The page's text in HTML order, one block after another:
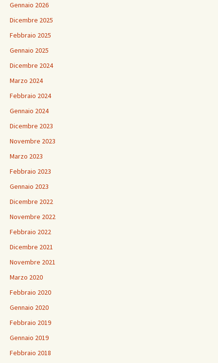
Gennaio 2026
Dicembre 2025
Febbraio 2025
Gennaio 2025
Dicembre 2024
Marzo 2024
Febbraio 2024
Gennaio 2024
Dicembre 2023
Novembre 2023
Marzo 2023
Febbraio 2023
Gennaio 2023
Dicembre 2022
Novembre 2022
Febbraio 2022
Dicembre 2021
Novembre 2021
Marzo 2020
Febbraio 2020
Gennaio 2020
Febbraio 2019
Gennaio 2019
Febbraio 2018